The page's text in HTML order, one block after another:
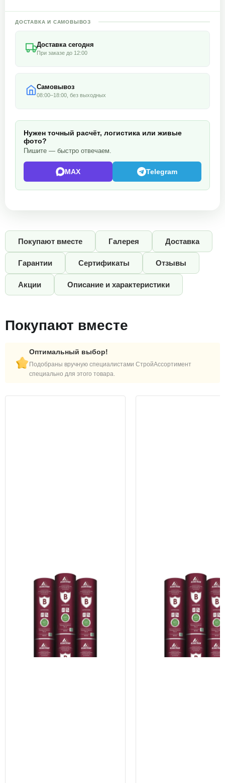
ДОСТАВКА И САМОВЫВОЗ
Доставка сегодня
При заказе до 12:00
Самовывоз
08:00–18:00, без выходных
Нужен точный расчёт, логистика или живые
фото?
Пишите — быстро отвечаем.
MAX Telegram
Покупают вместе Галерея Доставка
Гарантии Сертификаты Отзывы
Акции Описание и характеристики
Покупают вместе
Оптимальный выбор!
Подобраны вручную специалистами СтройАссортимент
специально для этого товара.